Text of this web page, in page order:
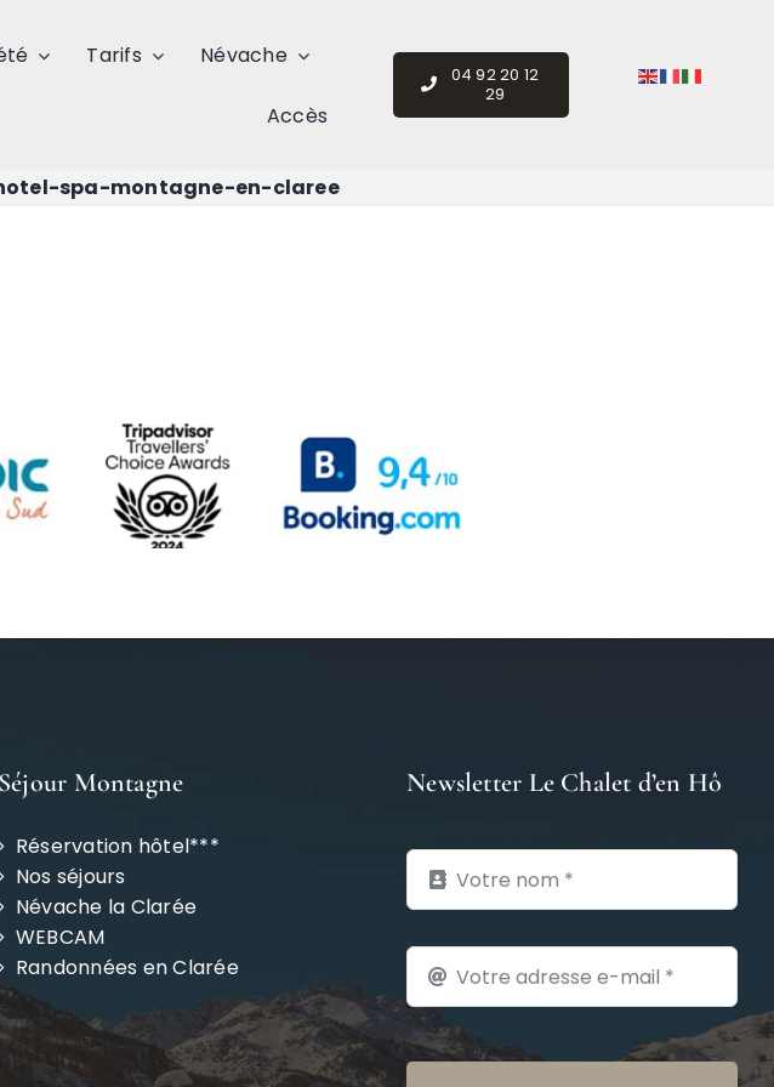
Tarifs Névache
Accès
04 92 20 12
29
spa-montagne-en-claree
Séjour Montagne
Réservation hôtel***
Nos séjours
Névache la Clarée
WEBCAM
Randonnées en Clarée
Newsletter Le Chalet d’en Hô